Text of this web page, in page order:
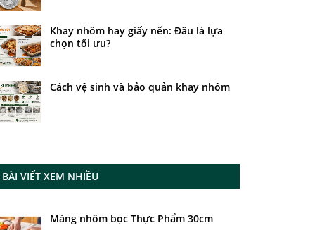
Khay nhôm hay giấy nến: Đâu là lựa
chọn tối ưu?
Cách vệ sinh và bảo quản khay nhôm
BÀI VIẾT XEM NHIỀU
Màng nhôm bọc Thực Phẩm 30cm